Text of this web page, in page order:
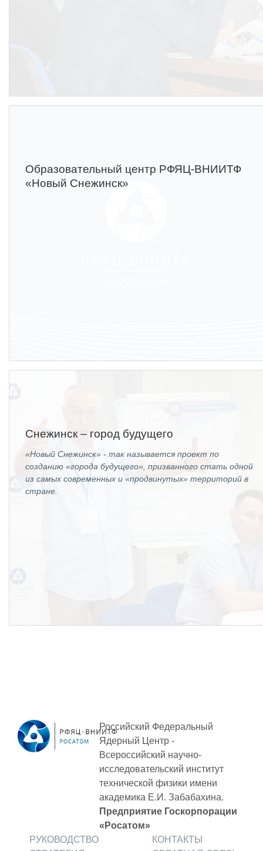
Образовательный центр РФЯЦ-ВНИИТФ
«Новый Снежинск»
Снежинск – город будущего
«Новый Снежинск» - так называется проект по
созданию «города будущего», призванного стать одной
из самых современных и «продвинутых» территорий в
стране.
Российский Федеральный
Ядерный Центр -
Всероссийский научно-
исследовательский институт
технической физики имени
академика Е.И. Забабахина.
Предприятие Госкорпорации
«Росатом»
РУКОВОДСТВО
КОНТАКТЫ